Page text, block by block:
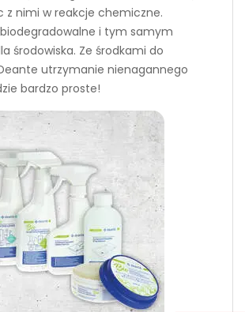
z nimi w reakcje chemiczne.
i tym samym
środowiska. Ze środkami do
utrzymanie nienagannego
bardzo proste!